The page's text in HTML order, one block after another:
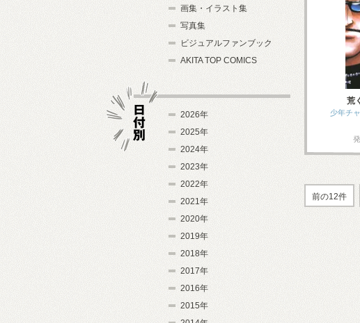
荒
少年チ
前の12件
画集・イラスト集
写真集
ビジュアルファンブック
AKITA TOP COMICS
2026年
2025年
2024年
2023年
2022年
2021年
2020年
2019年
2018年
2017年
2016年
2015年